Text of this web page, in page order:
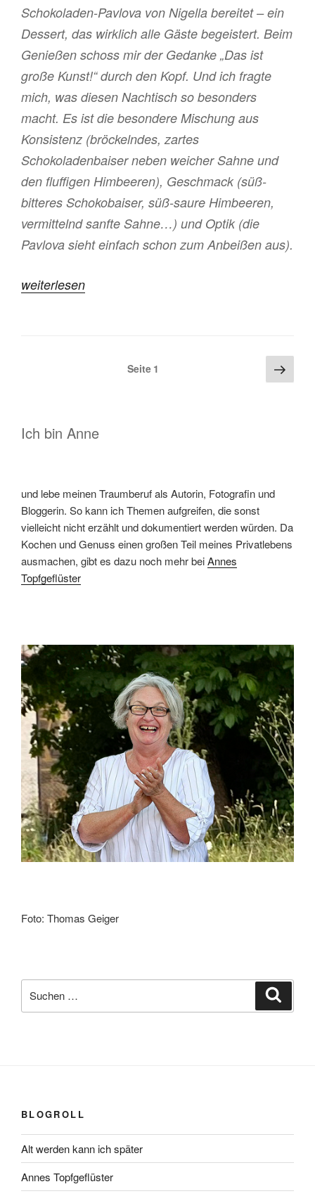
Schokoladen-Pavlova von Nigella bereitet – ein
Dessert, das wirklich alle Gäste begeistert. Beim
Genießen schoss mir der Gedanke „Das ist
große Kunst!“ durch den Kopf. Und ich fragte
mich, was diesen Nachtisch so besonders
macht. Es ist die besondere Mischung aus
Konsistenz (bröckelndes, zartes
Schokoladenbaiser neben weicher Sahne und
den fluffigen Himbeeren), Geschmack (süß-
bitteres Schokobaiser, süß-saure Himbeeren,
vermittelnd sanfte Sahne…) und Optik (die
Pavlova sieht einfach schon zum Anbeißen aus).
„Über
von
weiterlesen
Seitennummerierung
Seite 1
Seite
Ich bin Anne
und lebe meinen Traumberuf als Autorin, Fotografin und
Bloggerin. So kann ich Themen aufgreifen, die sonst
vielleicht nicht erzählt und dokumentiert werden würden. Da
Kochen und Genuss einen großen Teil meines Privatlebens
ausmachen, gibt es dazu noch mehr beiAnnes
Topfgeflüster
Foto: Thomas Geiger
nach:
BLOGROLL
Alt werden kann ich später
Annes Topfgeflüster